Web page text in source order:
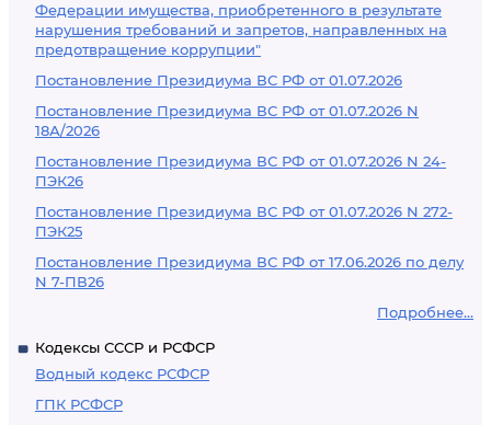
Федерации имущества, приобретенного в результате
нарушения требований и запретов, направленных на
предотвращение коррупции"
Постановление Президиума ВС РФ от 01.07.2026
Постановление Президиума ВС РФ от 01.07.2026 N
18А/2026
Постановление Президиума ВС РФ от 01.07.2026 N 24-
ПЭК26
Постановление Президиума ВС РФ от 01.07.2026 N 272-
ПЭК25
Постановление Президиума ВС РФ от 17.06.2026 по делу
N 7-ПВ26
Подробнее...
Кодексы СССР и РСФСР
Водный кодекс РСФСР
ГПК РСФСР